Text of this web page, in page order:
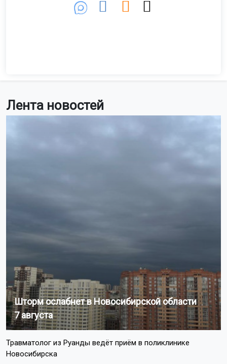
Лента новостей
Шторм ослабнет в Новосибирской области
7 августа
Травматолог из Руанды ведёт приём в поликлинике
Новосибирска